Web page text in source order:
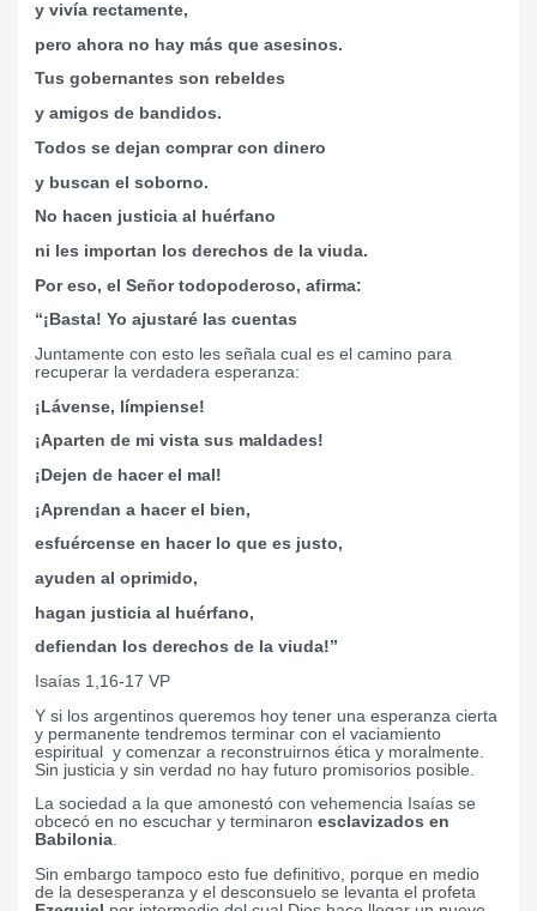
y vivía rectamente,
pero ahora no hay más que asesinos.
Tus gobernantes son rebeldes
y amigos de bandidos.
Todos se dejan comprar con dinero
y buscan el soborno.
No hacen justicia al huérfano
ni les importan los derechos de la viuda.
Por eso, el Señor todopoderoso, afirma:
“¡Basta! Yo ajustaré las cuentas
Juntamente con esto les señala cual es el camino para
recuperar la verdadera esperanza:
¡Lávense, límpiense!
¡Aparten de mi vista sus maldades!
¡Dejen de hacer el mal!
¡Aprendan a hacer el bien,
esfuércense en hacer lo que es justo,
ayuden al oprimido,
hagan justicia al huérfano,
defiendan los derechos de la viuda!”
Isaías 1,16-17 VP
Y si los argentinos queremos hoy tener una esperanza cierta
y permanente tendremos terminar con el vaciamiento
espiritual y comenzar a reconstruirnos ética y moralmente.
Sin justicia y sin verdad no hay futuro promisorios posible.
La sociedad a la que amonestó con vehemencia Isaías se
obcecó en no escuchar y terminaronesclavizados en
Babilonia.
Sin embargo tampoco esto fue definitivo, porque en medio
de la desesperanza y el desconsuelo se levanta el profeta